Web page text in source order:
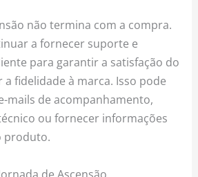
não termina com a compra.
a fornecer suporte e
para garantir a satisfação do
fidelidade à marca. Isso pode
mails de acompanhamento,
ou fornecer informações
produto.
de Ascensão